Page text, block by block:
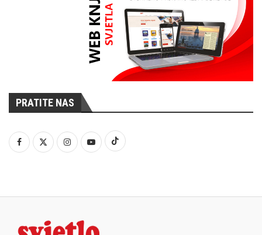
PRATITE NAS